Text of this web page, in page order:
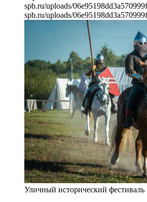
spb.ru/uploads/
spb.ru/uploads/
Уличный исторический